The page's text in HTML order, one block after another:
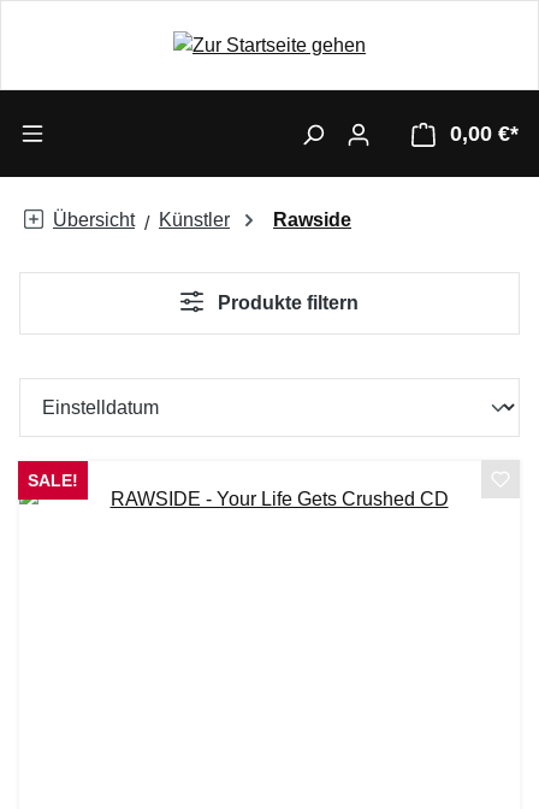
0,00 €*
Übersicht Künstler Rawside
Produkte filtern
SALE!